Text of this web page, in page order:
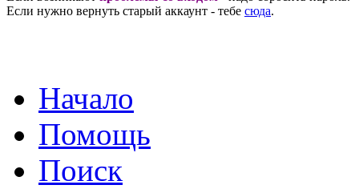
Если нужно вернуть старый аккаунт - тебе сюда.
Начало
Помощь
Поиск